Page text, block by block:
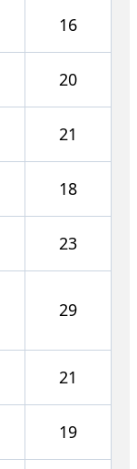
16
20
21
18
23
29
21
19